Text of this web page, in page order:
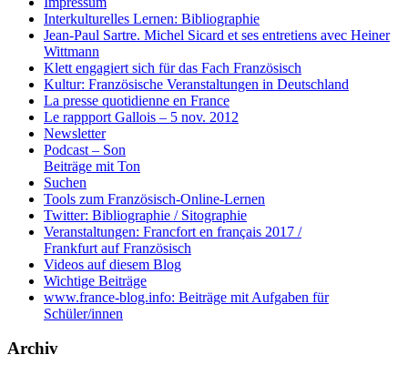
Interkulturelles Lernen: Bibliographie
Jean-Paul Sartre. Michel Sicard et ses entretiens avec Heiner
Wittmann
Klett engagiert sich für das Fach Französisch
Kultur: Französische Veranstaltungen in Deutschland
La presse quotidienne en France
Le rappport Gallois – 5 nov. 2012
Newsletter
Podcast – Son
Beiträge mit Ton
Suchen
Tools zum Französisch-Online-Lernen
Twitter: Bibliographie / Sitographie
Veranstaltungen: Francfort en français 2017 /
Frankfurt auf Französisch
Videos auf diesem Blog
Wichtige Beiträge
www.france-blog.info: Beiträge mit Aufgaben für
Schüler/innen
Archiv